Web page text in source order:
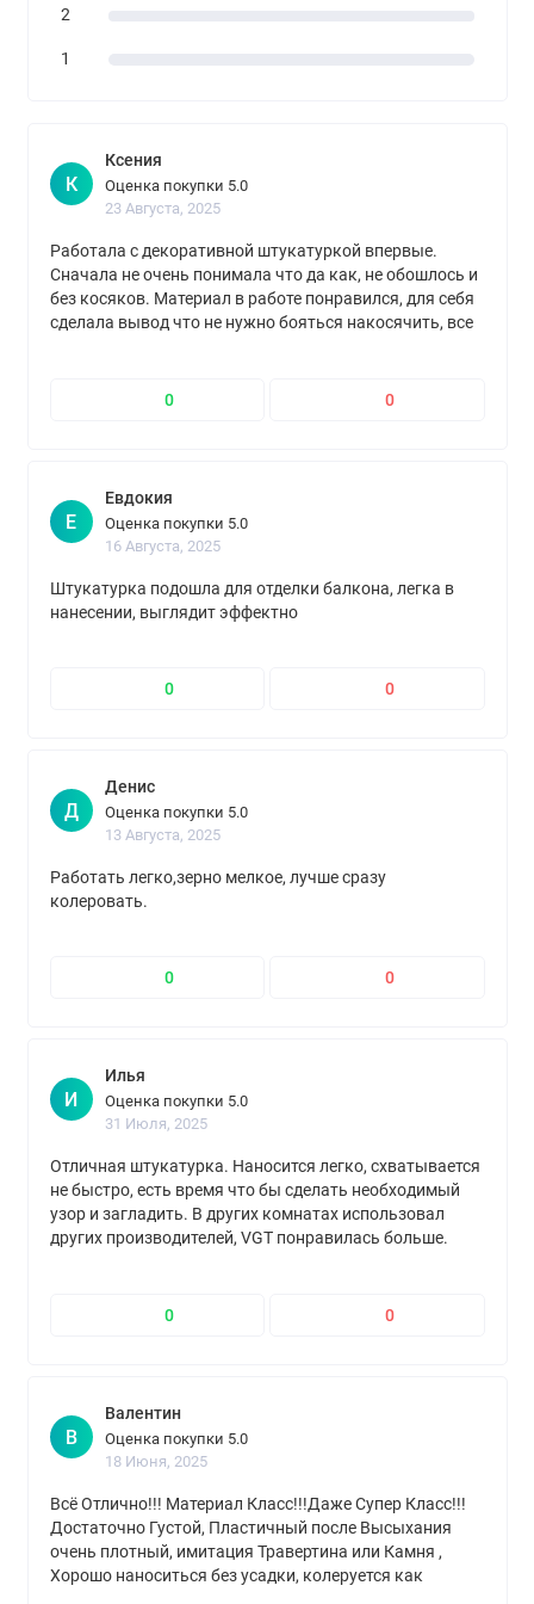
2
1
К
Ксения
Оценка покупки 5.0
23 Августа, 2025
Работала с декоративной штукатуркой впервые.
Сначала не очень понимала что да как, не обошлось и
без косяков. Материал в работе понравился, для себя
сделала вывод что не нужно бояться накосячить, все
0 0
Е
Евдокия
Оценка покупки 5.0
16 Августа, 2025
Штукатурка подошла для отделки балкона, легка в
нанесении, выглядит эффектно
0 0
Д
Денис
Оценка покупки 5.0
13 Августа, 2025
Работать легко,зерно мелкое, лучше сразу
колеровать.
0 0
И
Илья
Оценка покупки 5.0
31 Июля, 2025
Отличная штукатурка. Наносится легко, схватывается
не быстро, есть время что бы сделать необходимый
узор и загладить. В других комнатах использовал
других производителей, VGT понравилась больше.
0 0
В
Валентин
Оценка покупки 5.0
18 Июня, 2025
Всё Отлично!!! Материал Класс!!!Даже Супер Класс!!!
Достаточно Густой, Пластичный после Высыхания
очень плотный, имитация Травертина или Камня ,
Хорошо наноситься без усадки, колеруется как